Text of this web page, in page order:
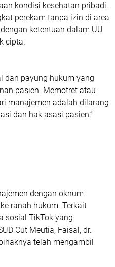
kondisi kesehatan pribadi.
perekam tanpa izin di area
ketentuan dalam UU
cipta.
dan payung hukum yang
pasien. Memotret atau
manajemen adalah dilarang
dan hak asasi pasien,”
dengan oknum
ranah hukum. Terkait
sosial TikTok yang
Cut Meutia, Faisal, dr.
telah mengambil